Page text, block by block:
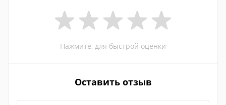
Нажмите, для быстрой оценки
Оставить отзыв